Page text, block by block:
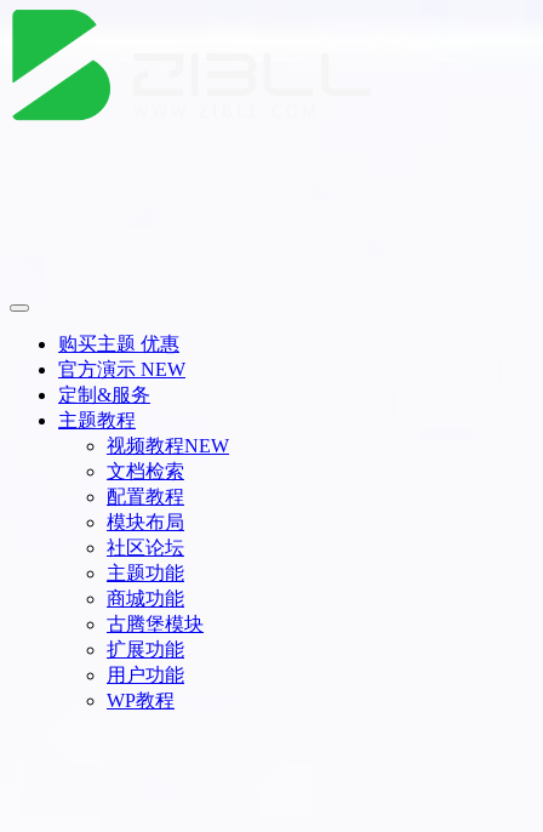
购买主题 优惠
官方演示 NEW
定制&服务
主题教程
视频教程NEW
文档检索
配置教程
模块布局
社区论坛
主题功能
商城功能
古腾堡模块
扩展功能
用户功能
WP教程